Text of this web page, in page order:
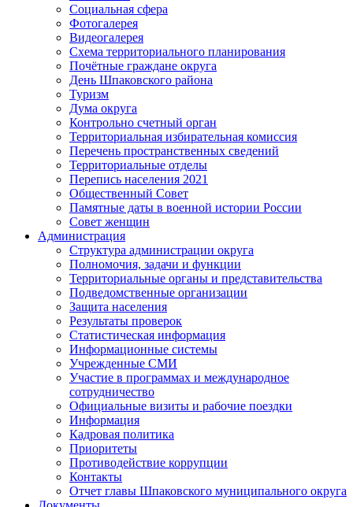
Социальная сфера
Фотогалерея
Видеогалерея
Схема территориального планирования
Почётные граждане округа
День Шпаковского района
Туризм
Дума округа
Контрольно счетный орган
Территориальная избирательная комиссия
Перечень пространственных сведений
Территориальные отделы
Перепись населения 2021
Общественный Совет
Памятные даты в военной истории России
Совет женщин
Администрация
Структура администрации округа
Полномочия, задачи и функции
Территориальные органы и представительства
Подведомственные организации
Защита населения
Результаты проверок
Статистическая информация
Информационные системы
Учрежденные СМИ
Участие в программах и международное
сотрудничество
Официальные визиты и рабочие поездки
Информация
Кадровая политика
Приоритеты
Противодействие коррупции
Контакты
Отчет главы Шпаковского муниципального округа